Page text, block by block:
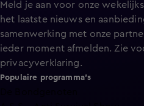
Meld je aan voor onze
het laatste nieuws en
samenwerking met onze
ieder moment afmelden. Zie
privacyverklaring.
Populaire programma's